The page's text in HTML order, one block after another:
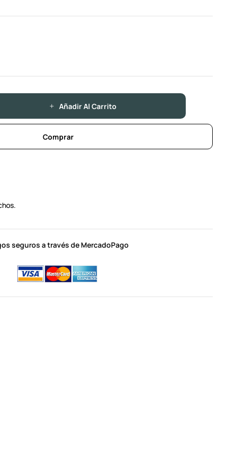
Añadir Al Carrito
Comprar
seguros a través de MercadoPago